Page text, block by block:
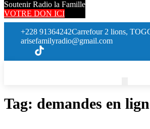
Soutenir Radio la Famille
VOTRE DON ICI
+228 91364242Carrefour 2 lions,
arisefamilyradio@gmail.com
Tag: demandes en